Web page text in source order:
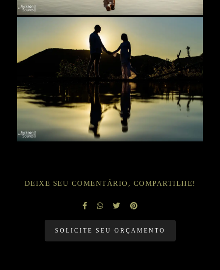
DEIXE SEU COMENTÁRIO, COMPARTILHE!
SOLICITE SEU ORÇAMENTO